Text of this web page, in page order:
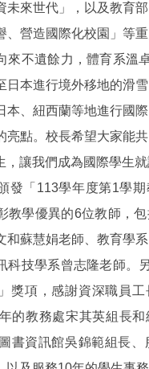
未來世代」，以及教育
、營造國際化校園」等
來不遺餘力，體育系溫
日本進行境外移地的滑
本、紐西蘭等地進行國
亮點。校長希望大家能
讓我們成為國際學生就
「113學年度第1學期
教學優異的6位教師，
和蘇慧娟老師、教育學
科技學系曾志隆老師。
獎項，感謝資深職員
的教務處宋其英組長
書資訊館吳錦範組長、